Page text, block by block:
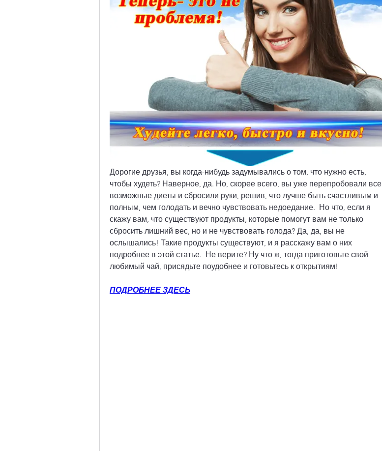
Дорогие друзья, вы когда-нибудь задумывались о том, что нужно есть,
чтобы худеть? Наверное, да. Но, скорее всего, вы уже перепробовали все
возможные диеты и сбросили руки, решив, что лучше быть счастливым и
полным, чем голодать и вечно чувствовать недоедание.  Но что, если я
скажу вам, что существуют продукты, которые помогут вам не только
сбросить лишний вес, но и не чувствовать голода? Да, да, вы не
ослышались! Такие продукты существуют, и я расскажу вам о них
подробнее в этой статье.  Не верите? Ну что ж, тогда приготовьте свой
любимый чай, присядьте поудобнее и готовьтесь к открытиям!
ПОДРОБНЕЕ ЗДЕСЬ